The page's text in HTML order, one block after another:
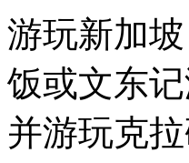
游玩新加
饭或文东
并游玩克